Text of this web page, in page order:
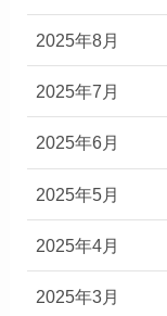
2025年8月
2025年7月
2025年6月
2025年5月
2025年4月
2025年3月